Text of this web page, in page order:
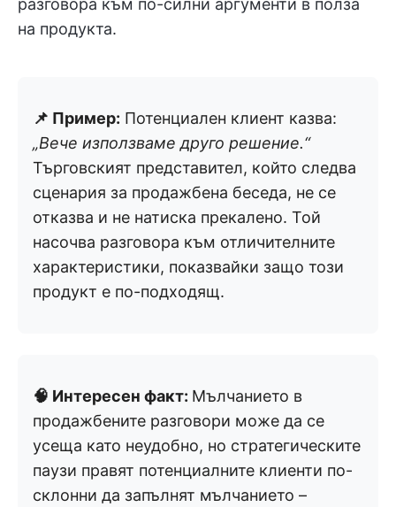
разговора към по-силни аргументи в полза
на продукта.
📌 Пример: Потенциален клиент казва:
„Вече използваме друго решение.“
Търговският представител, който следва
сценария за продажбена беседа, не се
отказва и не натиска прекалено. Той
насочва разговора към отличителните
характеристики, показвайки защо този
продукт е по-подходящ.
🧠 Интересен факт: Мълчанието в
продажбените разговори може да се
усеща като неудобно, но стратегическите
паузи правят потенциалните клиенти по-
склонни да запълнят мълчанието –